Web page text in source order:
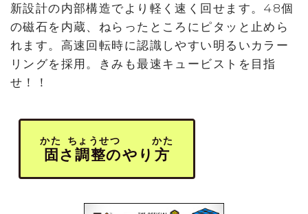
新設計の内部構造でより軽く速く回せます。48個
の磁石を内蔵、ねらったところにピタッと止めら
れます。高速回転時に認識しやすい明るいカラー
リングを採用。きみも最速キュービストを目指
せ！！
かた ちょうせつ かた
固さ調整のやり方